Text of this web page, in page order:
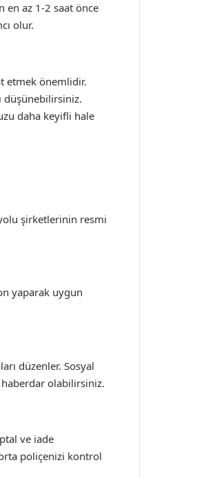
en az 1-2 saat önce
olur.
etmek önemlidir.
düşünebilirsiniz.
daha keyifli hale
şirketlerinin resmi
yaparak uygun
düzenler. Sosyal
olabilirsiniz.
ve iade
poliçenizi kontrol